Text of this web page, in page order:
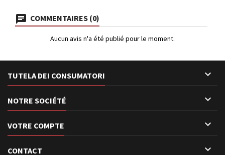
COMMENTAIRES (0)
Aucun avis n'a été publié pour le moment.
TUTELA DEI CONSUMATORI 
NOTRE SOCIÉTÉ 
VOTRE COMPTE 
CONTACT 